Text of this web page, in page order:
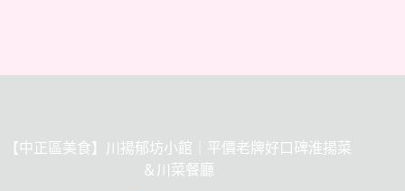
【中正區美食】川揚郁坊小館｜平價老牌好口碑淮揚菜
＆川菜餐廳